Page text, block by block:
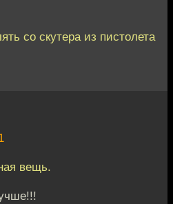
со скутера из пистолета
вещь.